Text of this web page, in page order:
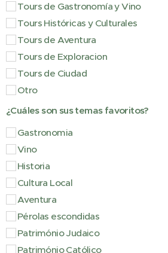
Tours de Gastronomía y Vino
Tours Históricas y Culturales
Tours de Aventura
Tours de Exploracion
Tours de Ciudad
Otro
¿Cuáles son sus temas favoritos?
Gastronomia
Vino
Historia
Cultura Local
Aventura
Pérolas escondidas
Património Judaico
Património Católico